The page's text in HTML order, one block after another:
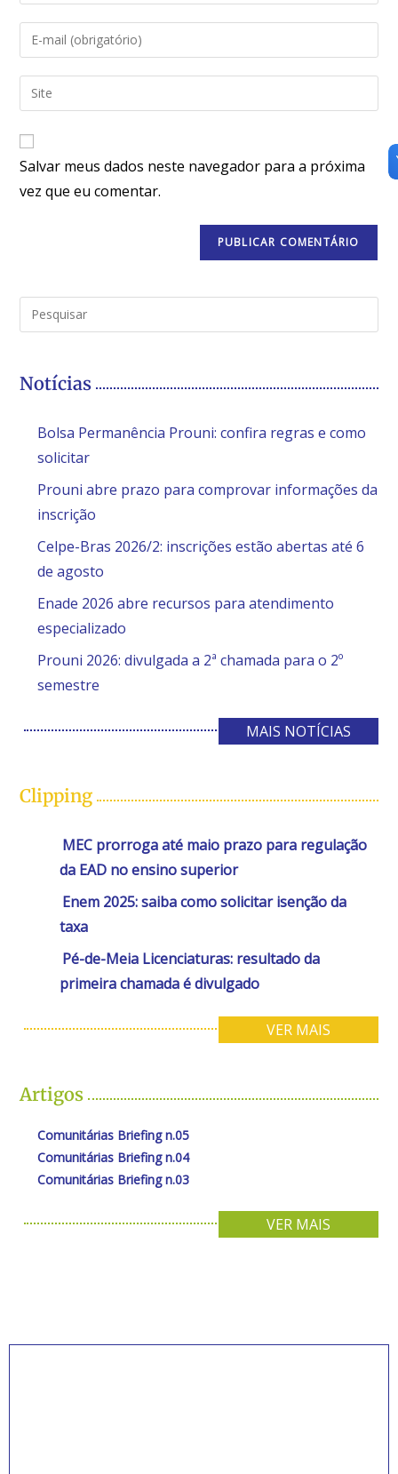
Salvar meus dados neste navegador para a próxima
vez que eu comentar.
Notícias
Bolsa Permanência Prouni: confira regras e como
solicitar
Prouni abre prazo para comprovar informações da
inscrição
Celpe-Bras 2026/2: inscrições estão abertas até 6
de agosto
Enade 2026 abre recursos para atendimento
especializado
Prouni 2026: divulgada a 2ª chamada para o 2º
semestre
MAIS NOTÍCIAS
Clipping
MEC prorroga até maio prazo para regulação
da EAD no ensino superior
Enem 2025: saiba como solicitar isenção da
taxa
Pé-de-Meia Licenciaturas: resultado da
primeira chamada é divulgado
VER MAIS
Artigos
Comunitárias Briefing n.05
Comunitárias Briefing n.04
Comunitárias Briefing n.03
VER MAIS